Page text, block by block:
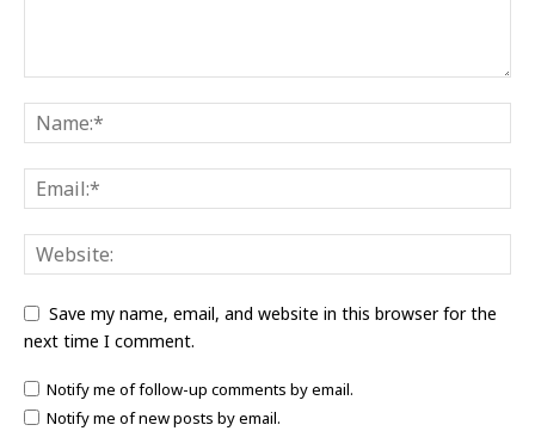
Save my name, email, and website in this browser for the
next time I comment.
Notify me of follow-up comments by email.
Notify me of new posts by email.